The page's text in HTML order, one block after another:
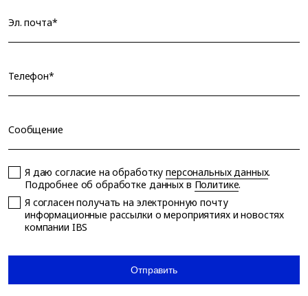
Эл. почта*
Телефон*
Сообщение
Я даю согласие на обработкуперсональных данных.
Подробнее об обработке данных в Политике.
Я согласен получать на электронную почту
информационные рассылки о мероприятиях и новостях
компании IBS
Отправить